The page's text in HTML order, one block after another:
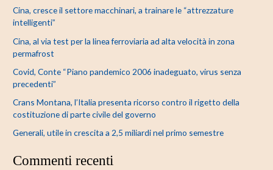
a
Cina, cresce il settore macchinari, a trainare le “attrezzature
intelligenti”
Cina, al via test per la linea ferroviaria ad alta velocità in zona
permafrost
Covid, Conte “Piano pandemico 2006 inadeguato, virus senza
precedenti”
Crans Montana, l’Italia presenta ricorso contro il rigetto della
costituzione di parte civile del governo
Generali, utile in crescita a 2,5 miliardi nel primo semestre
Commenti recenti